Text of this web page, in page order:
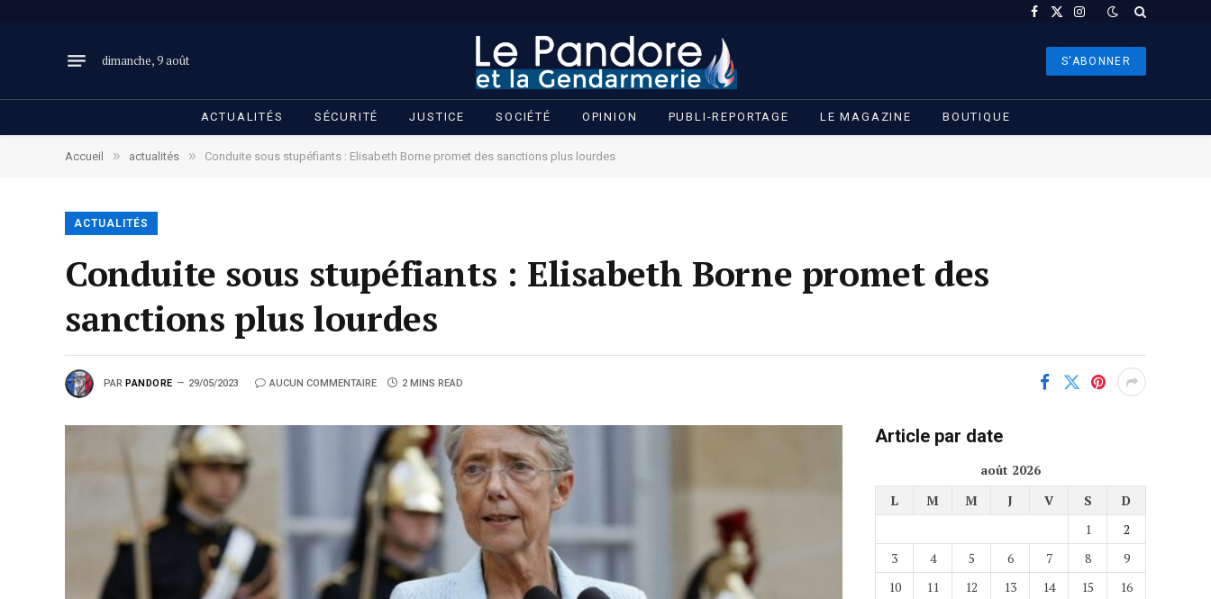
Facebook
X
Instagram
dimanche, 9 août S'ABONNER
ACTUALITÉS SÉCURITÉ JUSTICE SOCIÉTÉ OPINION PUBLI-REPORTAGE LE MAGAZINE BOUTIQUE
Accueil » actualités » Conduite sous stupéfiants : Elisabeth Borne promet des sanctions plus lourdes
ACTUALITÉS
Conduite sous stupéfiants : Elisabeth Borne promet des
sanctions plus lourdes
PAR PANDORE 29/05/2023 AUCUN COMMENTAIRE 2 MINS READ
Article par date
août 2026
L
M M J V S
D
1
2
3
4 5 6 7 8
9
10
11 12 13 14 15
16